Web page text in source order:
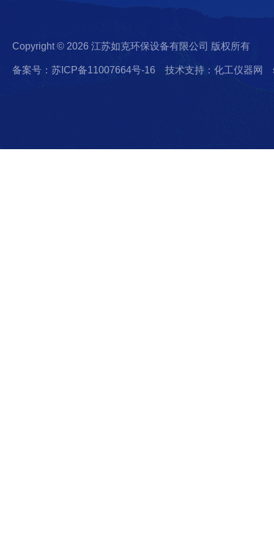
Copyright © 2026 江苏如克环保设备有限公司 版权所有
备案号：苏ICP备11007664号-16 技术支持：化工仪器网